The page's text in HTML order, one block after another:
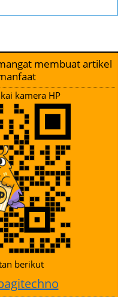
membuat artikel
kamera HP
berikut